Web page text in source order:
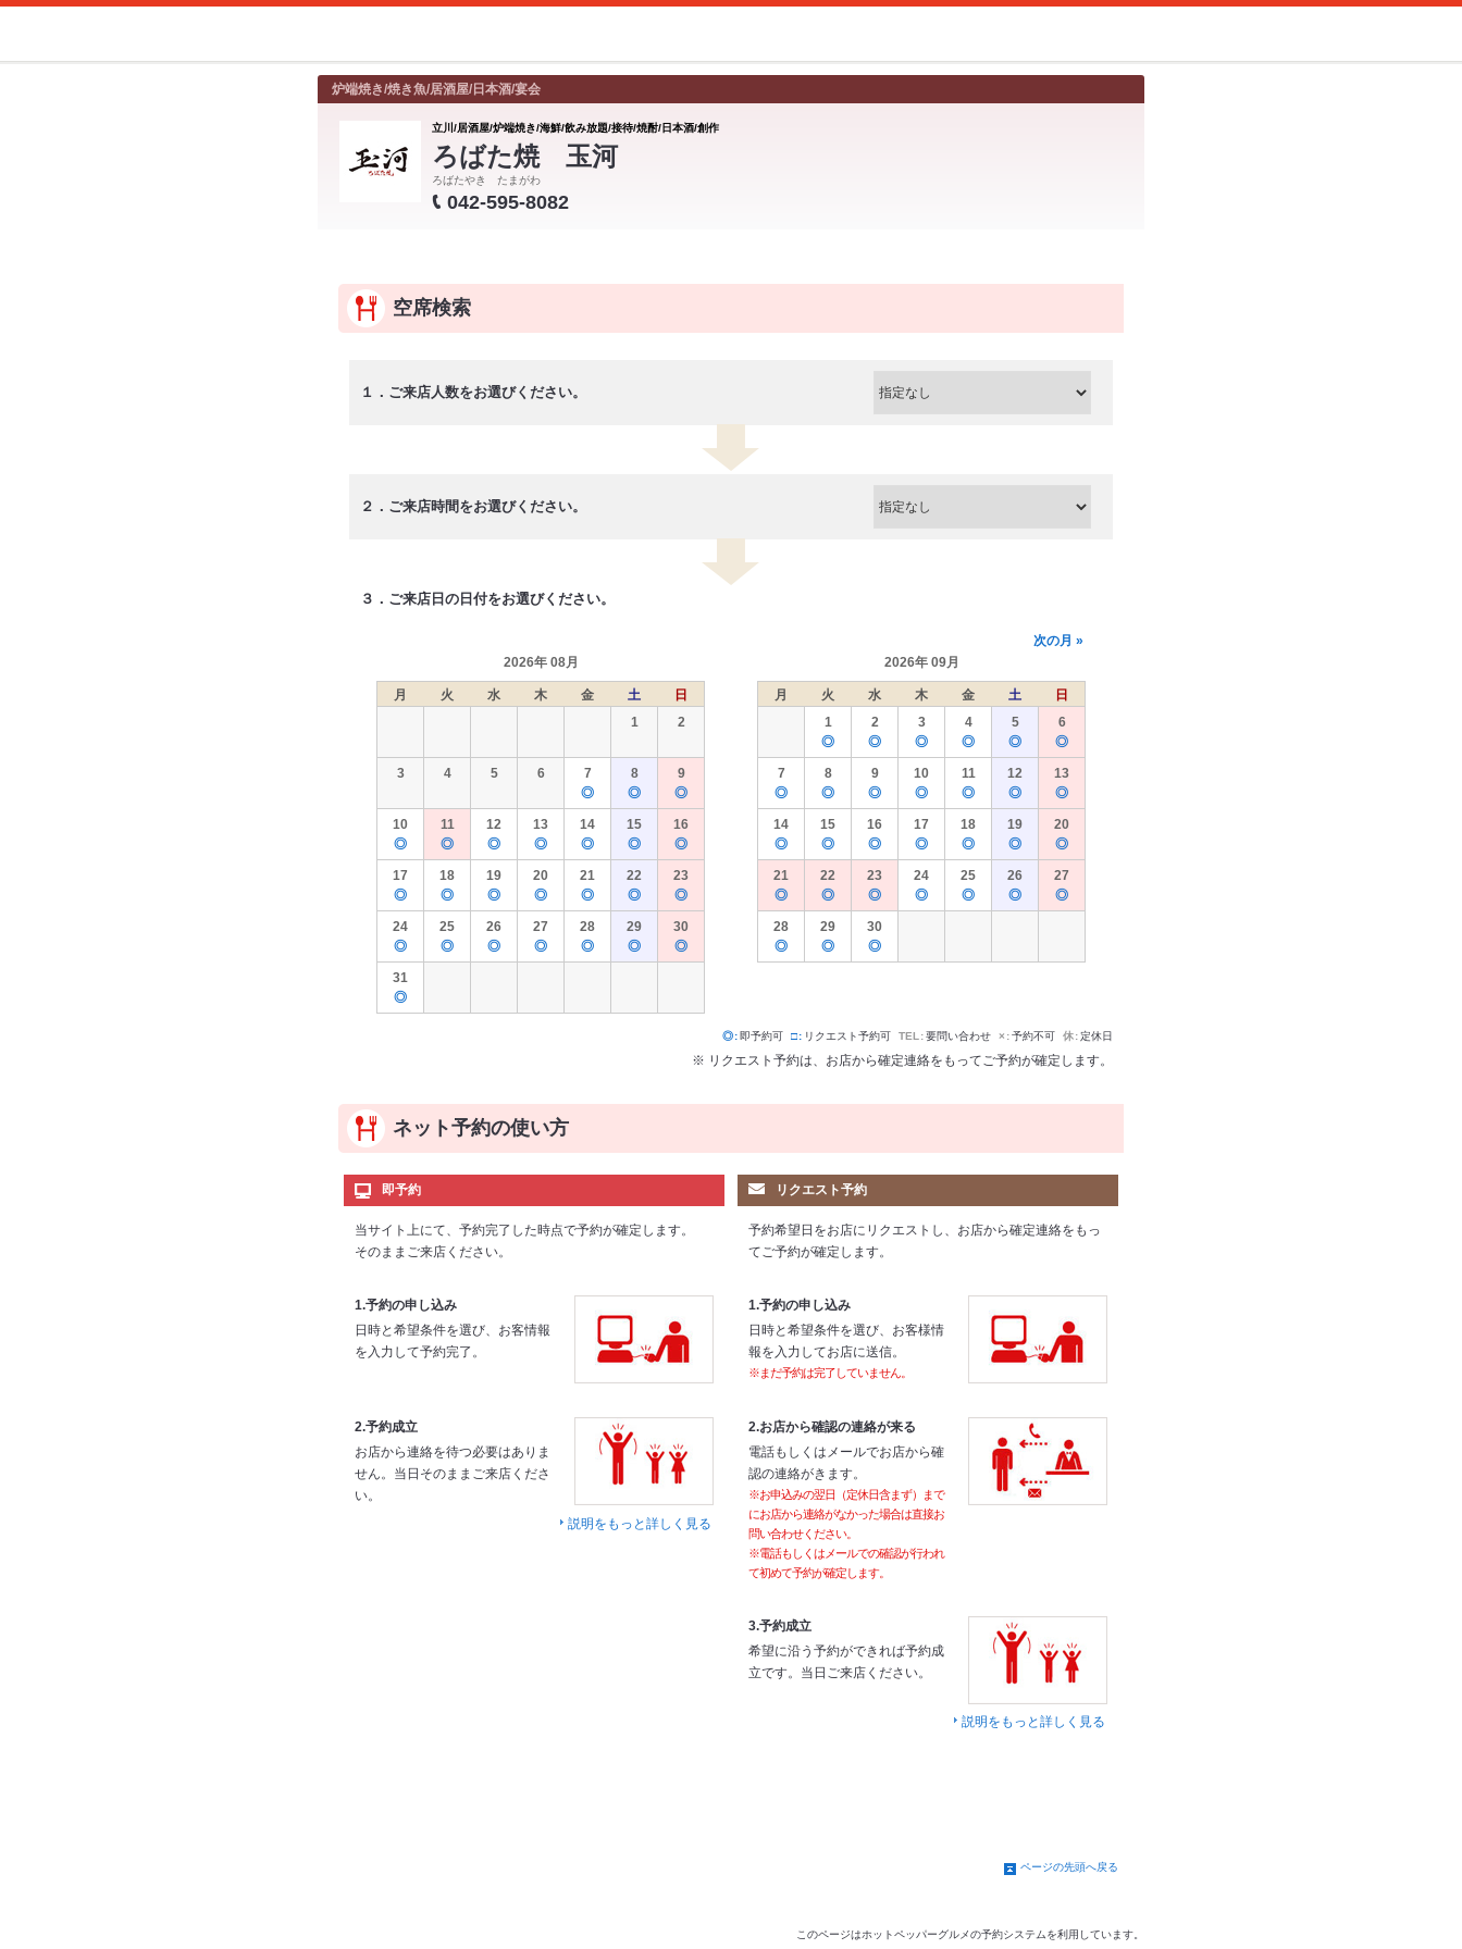
炉端焼き/焼き魚/居酒屋/日本酒/宴会
立川/居酒屋/炉端焼き/海鮮/飲み放題/接待/焼酎/日本酒/創作
ろばた焼 玉河
ろばたやき たまがわ
042-595-8082
空席検索
１．ご来店人数をお選びください。
２．ご来店時間をお選びください。
３．ご来店日の日付をお選びください。
2026年 08月
月 火 水 木 金 土
日
1
2
3 4 5 6
7
◎
8
◎
9
◎
10
◎
11
◎
12
◎
13
◎
14
◎
15
◎
16
◎
17
◎
18
◎
19
◎
20
◎
21
◎
22
◎
23
◎
24
◎
25
◎
26
◎
27
◎
28
◎
29
◎
30
◎
31
◎
2026年 09月
月 火 水 木 金 土
日
1
◎
2
◎
3
◎
4
◎
5
◎
6
◎
7
◎
8
◎
9
◎
10
◎
11
◎
12
◎
13
◎
14
◎
15
◎
16
◎
17
◎
18
◎
19
◎
20
◎
21
◎
22
◎
23
◎
24
◎
25
◎
26
◎
27
◎
28
◎
29
◎
30
◎
次の月 »
◎ 即予約可 □ リクエスト予約可 TEL 要問い合わせ × 予約不可 休 定休日
※ リクエスト予約は、お店から確定連絡をもってご予約が確定します。
ネット予約の使い方
即予約
当サイト上にて、予約完了した時点で予約が確定します。
そのままご来店ください。
1.予約の申し込み
日時と希望条件を選び、お客情報
を入力して予約完了。
2.予約成立
お店から連絡を待つ必要はありま
せん。当日そのままご来店くださ
い。
説明をもっと詳しく見る
リクエスト予約
予約希望日をお店にリクエストし、お店から確定連絡をもっ
てご予約が確定します。
1.予約の申し込み
日時と希望条件を選び、お客様情
報を入力してお店に送信。
※まだ予約は完了していません。
2.お店から確認の連絡が来る
電話もしくはメールでお店から確
認の連絡がきます。
※お申込みの翌日（定休日含まず）まで
にお店から連絡がなかった場合は直接お
問い合わせください。
※電話もしくはメールでの確認が行われ
て初めて予約が確定します。
3.予約成立
希望に沿う予約ができれば予約成
立です。当日ご来店ください。
説明をもっと詳しく見る
ページの先頭へ戻る
このページはホットペッパーグルメの予約システムを利用しています。